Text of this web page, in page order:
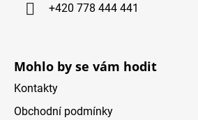
+420 778 444 441
Mohlo by se vám hodit
Kontakty
Obchodní podmínky